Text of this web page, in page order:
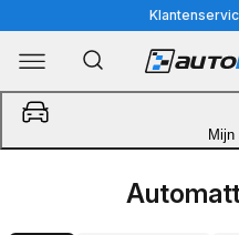
naar
content
Mijn